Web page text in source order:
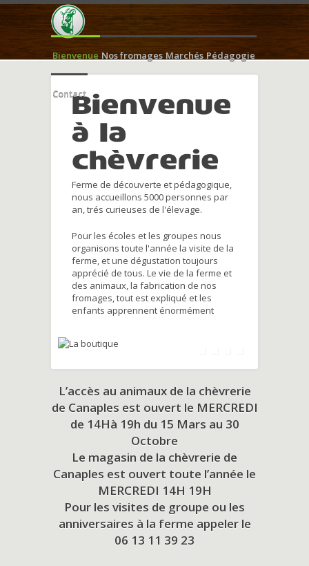
Bienvenue Nos fromages Marchés Pédagogie
ContactBienvenue
à la
chèvrerie
Ferme de découverte et pédagogique,
nous accueillons 5000 personnes par
an, trés curieuses de l'élevage.
Pour les écoles et les groupes nous
organisons toute l'année la visite de la
ferme, et une dégustation toujours
apprécié de tous. Le vie de la ferme et
des animaux, la fabrication de nos
fromages, tout est expliqué et les
enfants apprennent énormément
L’accès au animaux de la chèvrerie
de Canaples est ouvert le MERCREDI
de 14Hà 19h du 15 Mars au 30
Octobre
Le magasin de la chèvrerie de
Canaples est ouvert toute l’année le
MERCREDI 14H 19H
Pour les visites de groupe ou les
anniversaires à la ferme appeler le
06 13 11 39 23